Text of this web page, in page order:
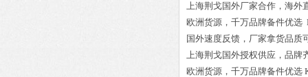
上海荆戈国外厂家合作，海外
欧洲货源，千万品牌备件优选
国外速度反馈，厂家拿货品质
上海荆戈国外授权供应，品牌
欧洲货源，千万品牌备件优选